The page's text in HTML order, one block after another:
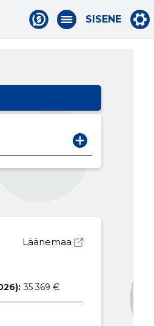
SISENE
Läänemaa
35 369 €